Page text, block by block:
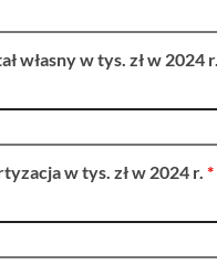
własny w tys. zł w 2024 r.
w tys. zł w 2024 r. *